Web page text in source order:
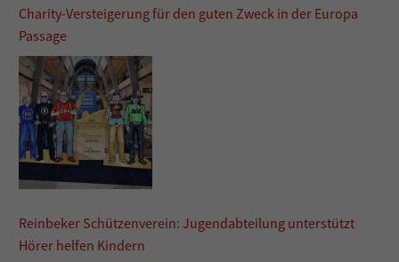
Charity-Versteigerung für den guten Zweck in der Europa
Passage
Reinbeker Schützenverein: Jugendabteilung unterstützt
Hörer helfen Kindern